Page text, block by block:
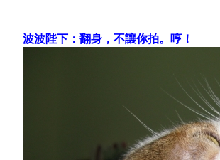
波波陛下：翻身，不讓你拍。哼！